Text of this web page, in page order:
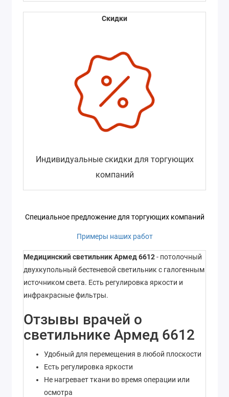
Скидки
Индивидуальные скидки для торгующих
компаний
Специальное предложение для торгующих компаний
Примеры наших работ
Медицинский светильник Армед 6612- потолочный
двухкупольный бестеневой светильник с галогенным
источником света. Есть регулировка яркости и
инфракрасные фильтры.
Отзывы врачей о
светильнике Армед 6612
Удобный для перемещения в любой плоскости
Есть регулировка яркости
Не нагревает ткани во время операции или
осмотра